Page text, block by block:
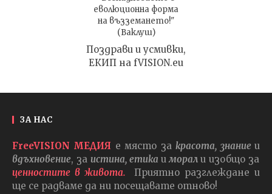
еволюционна форма
на възземането!"
(Ваклуш)
Поздрави и усмивки,
ЕКИП на fVISION.eu
ЗА НАС
FreeVISION МЕДИЯ е място закрасота, знаниеи
вдъхновение, за истина, етика и морали изобщо за
ценностите в живота.
Приятно разглеждане и
ще се радваме да ни посещавате отново!